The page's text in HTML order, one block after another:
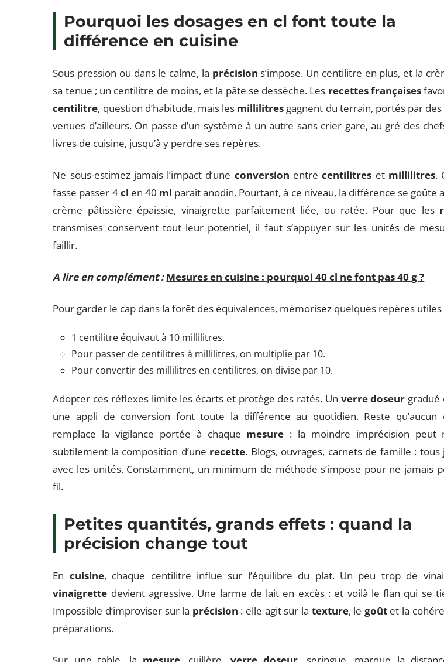
Pourquoi les dosages en cl font toute la
différence en cuisine
Sous pression ou dans le calme, la précision s’impose. Un centilitre en plus, et la
sa tenue ; un centilitre de moins, et la pâte se dessèche. Les recettes françaises
centilitre, question d’habitude, mais les millilitres gagnent du terrain, portés par
venues d’ailleurs. On passe d’un système à un autre sans crier gare, au gré des
livres de cuisine, jusqu’à y perdre ses repères.
Ne sous-estimez jamais l’impact d’une conversion entrecentilitres et millilitres.
fasse passer 4cl en 40 ml paraît anodin. Pourtant, à ce niveau, la différence se goûte
crème pâtissière épaissie, vinaigrette parfaitement liée, ou ratée. Pour que les
transmises conservent tout leur potentiel, il faut s’appuyer sur les unités de
faillir.
A lire en complément : Mesures en cuisine : pourquoi 40 cl ne font pas 40 g ?
Pour garder le cap dans la forêt des équivalences, mémorisez quelques repères utiles
1 centilitre équivaut à 10 millilitres.
Pour passer de centilitres à millilitres, on multiplie par 10.
Pour convertir des millilitres en centilitres, on divise par 10.
Adopter ces réflexes limite les écarts et protège des ratés. Un verre doseur gradué
une appli de conversion font toute la différence au quotidien. Reste qu’aucun
remplace la vigilance portée à chaque mesure : la moindre imprécision peut
subtilement la composition d’une recette. Blogs, ouvrages, carnets de famille : tous
avec les unités. Constamment, un minimum de méthode s’impose pour ne jamais
fil.
Petites quantités, grands effets : quand la
précision change tout
En cuisine, chaque centilitre influe sur l’équilibre du plat. Un peu trop de
vinaigrette devient agressive. Une larme de lait en excès : et voilà le flan qui se
Impossible d’improviser sur la précision : elle agit sur la texture, le goûtet la
préparations.